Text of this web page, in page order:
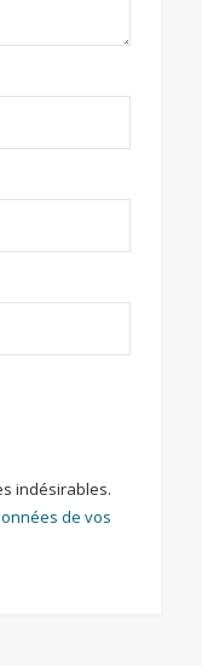
indésirables.
de vos